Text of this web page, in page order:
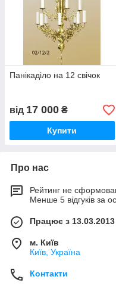
Панікаділо на 12 свічок
від 17 000 ₴
Купити
Про нас
Рейтинг не
Менше 5 відгуків за
Працює з 13.03.2013
м. Київ
Київ, Україна
Контакти